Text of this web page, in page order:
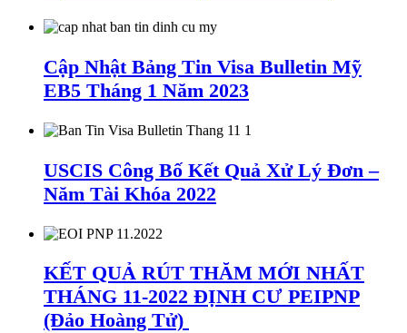
Cập Nhật Bảng Tin Visa Bulletin Mỹ
EB5 Tháng 1 Năm 2023
USCIS Công Bố Kết Quả Xử Lý Đơn –
Năm Tài Khóa 2022
KẾT QUẢ RÚT THĂM MỚI NHẤT
THÁNG 11-2022 ĐỊNH CƯ PEIPNP
(Đảo Hoàng Tử)